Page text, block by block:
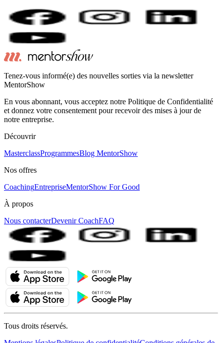
Tenez-vous informé(e) des nouvelles sorties via la newsletter
MentorShow
En vous abonnant, vous acceptez notre Politique de Confidentialité
et donnez votre consentement pour recevoir des mises à jour de
notre entreprise.
Découvrir
MasterclassProgrammesBlog MentorShow
Nos offres
CoachingEntrepriseMentorShow For Good
À propos
Nous contacterDevenir CoachFAQ
Tous droits réservés.